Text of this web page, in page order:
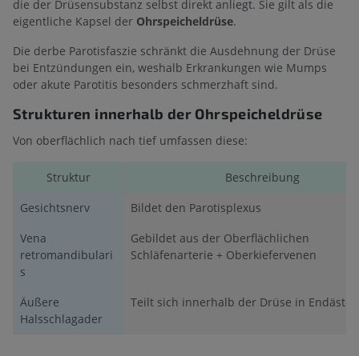
die der Drüsensubstanz selbst direkt anliegt. Sie gilt als die
eigentliche Kapsel der Ohrspeicheldrüse.
Die derbe Parotisfaszie schränkt die Ausdehnung der Drüse
bei Entzündungen ein, weshalb Erkrankungen wie Mumps
oder akute Parotitis besonders schmerzhaft sind.
Strukturen innerhalb der Ohrspeicheldrüse
Von oberflächlich nach tief umfassen diese:
Struktur
Beschreibung
Gesichtsnerv
Bildet den Parotisplexus
Vena
retromandibulari
s
Gebildet aus der Oberflächlichen
Schläfenarterie + Oberkiefervenen
Äußere
Halsschlagader
Teilt sich innerhalb der Drüse in Endäste